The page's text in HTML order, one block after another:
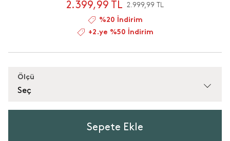
2.399,99 TL 2.999,99 TL
%20 İndirim
+2.ye %50 İndirim
Ölçü
Seç
Sepete Ekle